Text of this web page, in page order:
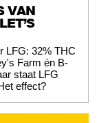
VAN
LFG: 32% THC
Farm én B-
staat LFG
effect?